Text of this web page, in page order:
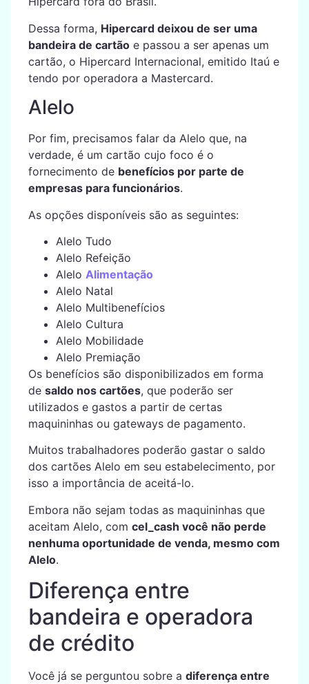
Dessa forma, Hipercard deixou de ser uma
bandeira de cartãoe passou a ser apenas um
cartão, o Hipercard Internacional, emitido Itaú e
tendo por operadora a Mastercard.
Alelo
Por fim, precisamos falar da Alelo que, na
verdade, é um cartão cujo foco é o
fornecimento de benefícios por parte de
empresas para funcionários.
As opções disponíveis são as seguintes:
Alelo Tudo
Alelo Refeição
Alelo Alimentação
Alelo Natal
Alelo Multibenefícios
Alelo Cultura
Alelo Mobilidade
Alelo Premiação
Os benefícios são disponibilizados em forma
de saldo nos cartões, que poderão ser
utilizados e gastos a partir de certas
maquininhas ou gateways de pagamento.
Muitos trabalhadores poderão gastar o saldo
dos cartões Alelo em seu estabelecimento, por
isso a importância de aceitá-lo.
Embora não sejam todas as maquininhas que
aceitam Alelo, com cel_cash você não perde
nenhuma oportunidade de venda, mesmo com
Alelo.
Diferença entre
bandeira e operadora
de crédito
Você já se perguntou sobre a diferença entre